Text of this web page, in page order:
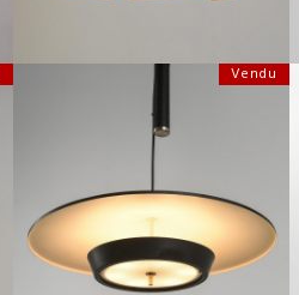
Vendu
LAITON, STILNOVO ITALIE CIRCA 1950
HAUTEUR :90 CM
REF :4560